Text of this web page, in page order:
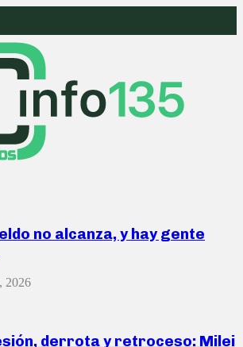
no alcanza, y hay gente
2026
derrota y retroceso: Milei